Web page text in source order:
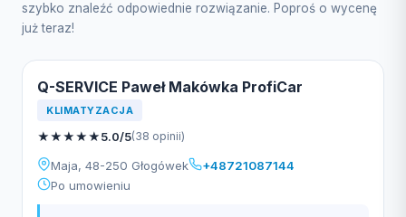
szybko znaleźć odpowiednie rozwiązanie. Poproś o wycenę
już teraz!
Q-SERVICE Paweł Makówka ProfiCar
KLIMATYZACJA
★★★★★5.0/5(38 opinii)
Maja, 48-250 Głogówek
+48721087144
Po umowieniu